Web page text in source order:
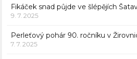
Fikáček snad půjde ve šlépějích
9. 7. 2025
Perleťový pohár 90. ročníku v
7. 7. 2025